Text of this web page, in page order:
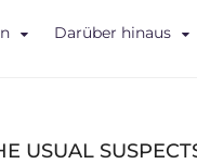
Darüber hinaus
USUAL